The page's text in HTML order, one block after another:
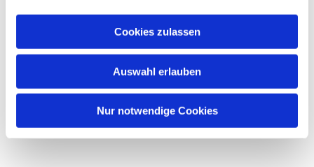
Cookies zulassen
Auswahl erlauben
Nur notwendige Cookies